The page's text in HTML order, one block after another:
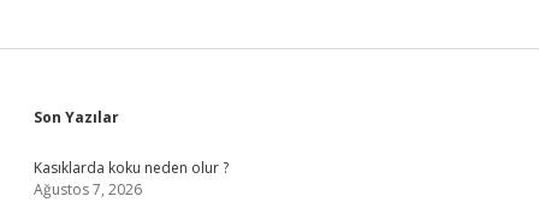
Sidebar
Son Yazılar
Kasıklarda koku neden olur ?
Ağustos 7, 2026